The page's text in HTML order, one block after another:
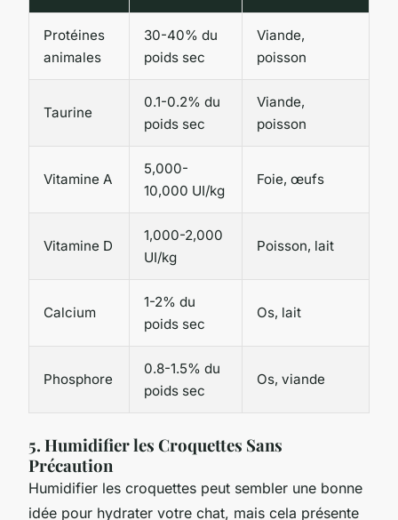
Protéines
animales
30-40% du
poids sec
Viande,
poisson
Taurine
0.1-0.2% du
poids sec
Viande,
poisson
Vitamine A
5,000-
10,000 UI/kg
Foie, œufs
Vitamine D
1,000-2,000
UI/kg
Poisson, lait
Calcium
1-2% du
poids sec
Os, lait
Phosphore
0.8-1.5% du
poids sec
Os, viande
5. Humidifier les Croquettes Sans
Précaution
Humidifier les croquettes peut sembler une bonne
idée pour hydrater votre chat, mais cela présente